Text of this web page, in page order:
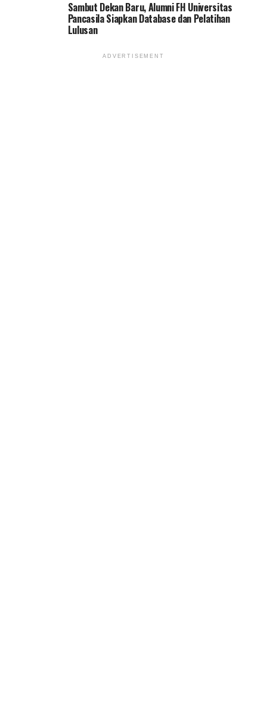
Sambut Dekan Baru, Alumni FH Universitas
Pancasila Siapkan Database dan Pelatihan
Lulusan
ADVERTISEMENT